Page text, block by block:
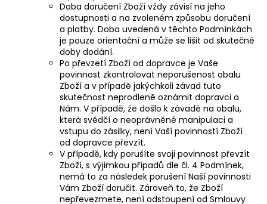
Doba doručení Zboží vždy závisí na jeho
dostupnosti a na zvoleném způsobu doručení
a platby. Doba uvedená v těchto Podmínkách
je pouze orientační a může se lišit od skutečné
doby dodání.
Po převzetí Zboží od dopravce je Vaše
povinnost zkontrolovat neporušenost obalu
Zboží a v případě jakýchkoli závad tuto
skutečnost neprodleně oznámit dopravci a
Nám. V případě, že došlo k závadě na obalu,
která svědčí o neoprávněné manipulaci a
vstupu do zásilky, není Vaší povinností Zboží
od dopravce převzít.
V případě, kdy porušíte svoji povinnost převzít
Zboží, s výjimkou případů dle čl. 4 Podmínek,
nemá to za následek porušení Naší povinnosti
Vám Zboží doručit. Zároveň to, že Zboží
nepřevezmete, není odstoupení od Smlouvy